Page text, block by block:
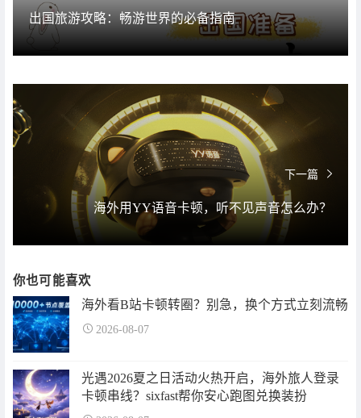
出国旅游攻略：畅游世界的必备指南
下一篇
海外用YY语音卡顿，听不见声音怎么办？
你也可能喜欢
海外看B站卡顿转圈？别急，换个方式立刻流畅
2026-08-07
光遇2026夏之日活动火热开启，海外旅人登录
卡顿串线？sixfast帮你安心跑图兑换装扮